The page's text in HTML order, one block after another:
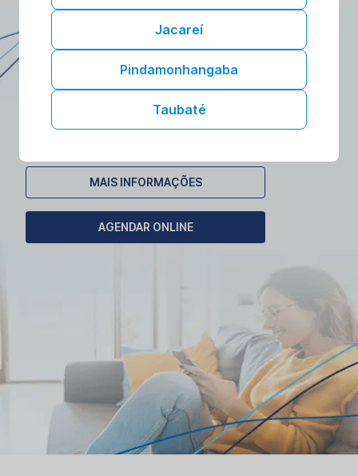
ATENDIMENTO DOMICILIAR
A gente vai até você!
Toda a confiança e segurança dos nossos
laboratórios no conforto da sua casa.
MAIS INFORMAÇÕES
AGENDAR ONLINE
Jacareí
Pindamonhangaba
Taubaté